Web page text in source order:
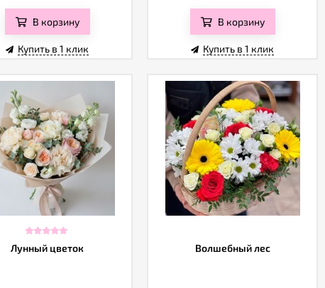
В корзину
Купить в 1 клик
В корзину
Купить в 1 клик
Лунный цветок Волшебный лес